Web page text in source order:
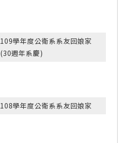
109學年度公衛系系友回娘家
(30週年系慶)
108學年度公衛系系友回娘家